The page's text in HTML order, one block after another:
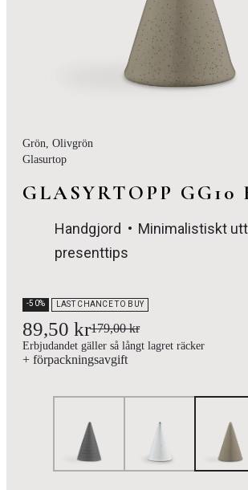
Grön, Olivgrön
Glasurtop
GLASYRTOPP GG10
Handgjord Minimalistiskt
presenttips
-50% LAST CHANCE TO BUY
89,50 kr179,00 kr
Erbjudandet gäller så långt lagret räcker
+ förpackningsavgift